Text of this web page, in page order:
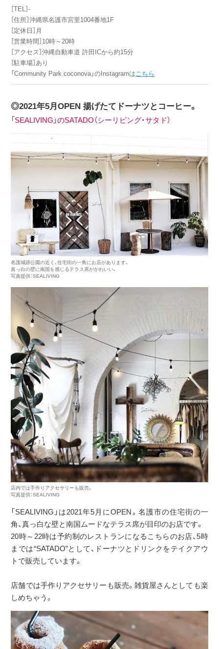
［TEL］‐
［住所］沖縄県名護市宮里1004番地1F
［定休日］月
［営業時間］10時～20時
［アクセス］沖縄自動車道 許田ICから約15分
［駐車場］あり
「Community Park coconova」のInstagramは こちら
◎2021年5月OPEN 揚げたてドーナツとコーヒー。
「SEALIVING」のSATADO（シーリビング・サタド）
名護城跡公園の近く、住宅街の一角にお店があります。
真っ白の壁に南国を感じるテラス席がかわいい。
写真提供：SEALIVING
店内では手作りアクセサリーも販売。
写真提供：SEALIVING
「SEALIVING」は2021年5月にOPEN。名護市の住宅街の一
角、真っ白な壁と南国ムードなテラス席が目印のお店です。
20時～22時は予約制のレストランになるこちらのお店、5時
までは“SATADO”として、ドーナツとドリンクをテイクアウ
トで販売しています。
店舗では手作りアクセサリーも販売。雑貨屋さんとしても楽
しめちゃう。